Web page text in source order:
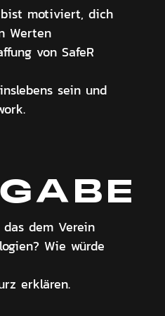
motiviert, dich
Werten
von SafeR
sein und
dem Verein
Wie würde
erklären.